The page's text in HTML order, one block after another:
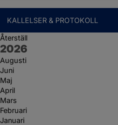
KALLELSER & PROTOKOLL
Återställ
År:
2026
Augusti
Juni
Maj
April
Mars
Februari
Januari